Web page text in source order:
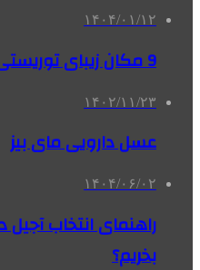
۱۴۰۴/۰۱/۱۲
9 مکان زیبای توریستی بلژیک
۱۴۰۲/۱۱/۲۳
عسل دارویی مای بیز
۱۴۰۴/۰۶/۰۲
راهنمای انتخاب آجیل
بخریم؟